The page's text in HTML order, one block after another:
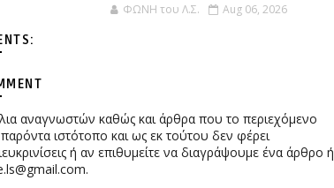
ΦΩΝΗ του Λ.Σ. Aug 06, 2026
αναγνωστών καθώς και άρθρα που το περιεχόμενο
ιστότοπο και ως εκ τούτου δεν φέρει
ή αν επιθυμείτε να διαγράψουμε ένα άρθρο ή